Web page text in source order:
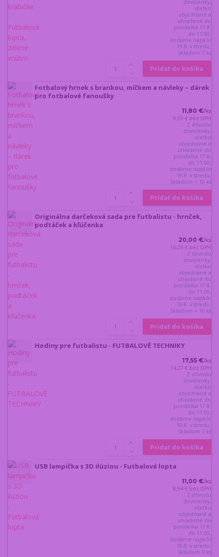
dovolenky,
všetko
objednané a
uhradené do
pondelka 17.8.
do 11:00,
dodáme najskôr
19.8. v stredu.
Skladom 7 ks
Pridať do košíka
Fotbalový hrnek s brankou, míčkem a návleky – dárek
pro fotbalové fanoušky
11,80 €/ks
9,59 € bez DPH
Z dôvodu
dovolenky,
všetko
objednané a
uhradené do
pondelka 17.8.
do 11:00,
dodáme najskôr
19.8. v stredu.
Skladom > 10 ks
Pridať do košíka
Originálna darčeková sada pre futbalistu - hrnček,
podtáček a kľúčenka
20,00 €/ks
16,26 € bez DPH
Z dôvodu
dovolenky,
všetko
objednané a
uhradené do
pondelka 17.8.
do 11:00,
dodáme najskôr
19.8. v stredu.
Skladom > 10 ks
Pridať do košíka
Hodiny pre futbalistu - FUTBALOVÉ TECHNIKY
17,55 €/ks
14,27 € bez DPH
Z dôvodu
dovolenky,
všetko
objednané a
uhradené do
pondelka 17.8.
do 11:00,
dodáme najskôr
19.8. v stredu.
Skladom 2 ks
Pridať do košíka
USB lampička s 3D ilúziou - Futbalová lopta
11,00 €/ks
8,94 € bez DPH
Z dôvodu
dovolenky,
všetko
objednané a
uhradené do
pondelka 17.8.
do 11:00,
dodáme najskôr
19.8. v stredu.
Skladom 9 ks